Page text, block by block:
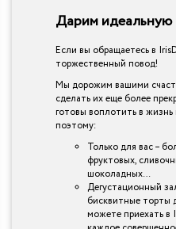
Дарим идеальную
Если вы обращаетесь в
торжественный повод!
Мы дорожим вашими
сделать их еще более
готовы воплотить в
поэтому:
Только для вас –
фруктовых,
шоколадных…
Дегустационный
бисквитные торты
можете приехать в